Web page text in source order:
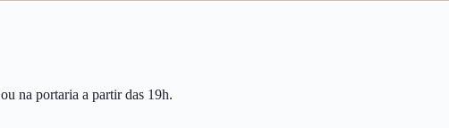
na portaria a partir das 19h.